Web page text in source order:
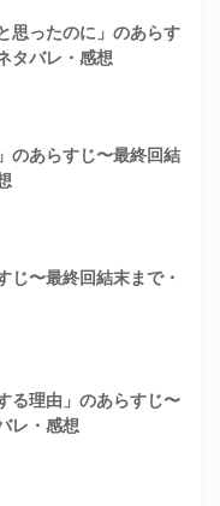
思ったのに」のあらす
タバレ・感想
のあらすじ〜最終回結
じ〜最終回結末まで・
る理由」のあらすじ〜
レ・感想